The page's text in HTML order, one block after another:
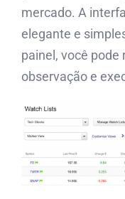
mercado. A
elegante e
painel, você pode
observação e